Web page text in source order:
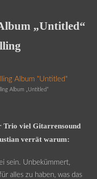
„Untitled“
Album „Untitled“
Trio viel Gitarrensound
verrät warum:
sein. Unbekümmert,
alles zu haben, was das